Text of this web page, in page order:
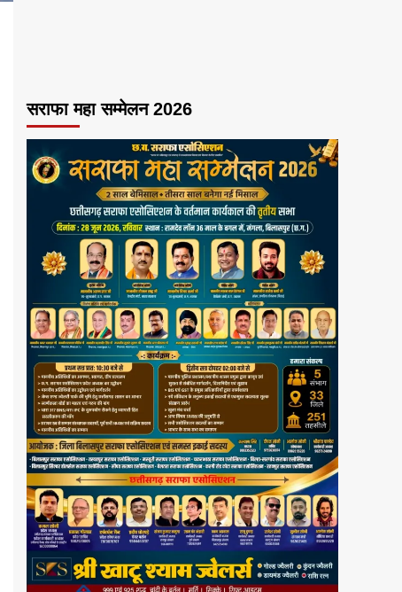
सराफा महा सम्मेलन 2026